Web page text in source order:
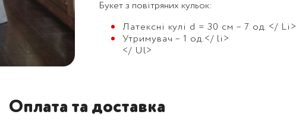
Букет з повітряних кульок:
Латексні кулі d = 30 см – 7 од. </ Li>
Утримувач – 1 од.</ li>
</ Ul>
Оплата та доставка